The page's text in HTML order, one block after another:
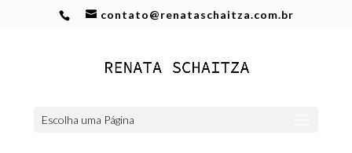
contato@renataschaitza.com.br
Escolha uma Página